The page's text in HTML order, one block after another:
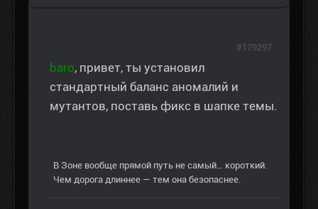
baro, привет, ты установил
стандартный баланс аномалий и
мутантов, поставь фикс в шапке темы.
В Зоне вообще прямой путь не самый… короткий.
Чем дорога длиннее — тем она безопаснее.
#179297